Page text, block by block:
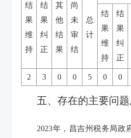
结
果
维
持
结
果
纠
正
其
他
结
果
尚
未
审
结
总
计
结
果
维
持
结
果
纠
正
2 3 0 0 5 0 0
五、存在的主要问
2023年，昌吉州税务局政